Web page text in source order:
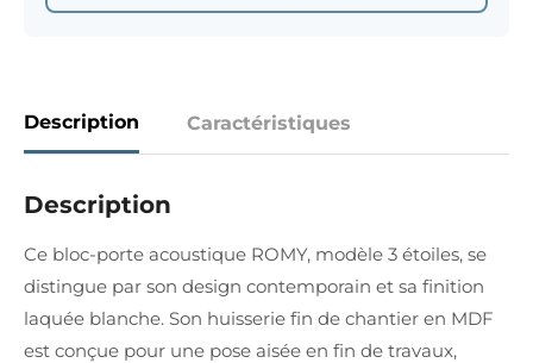
Description Caractéristiques
Description
Ce bloc-porte acoustique ROMY, modèle 3 étoiles, se
distingue par son design contemporain et sa finition
laquée blanche. Son huisserie fin de chantier en MDF
est conçue pour une pose aisée en fin de travaux,